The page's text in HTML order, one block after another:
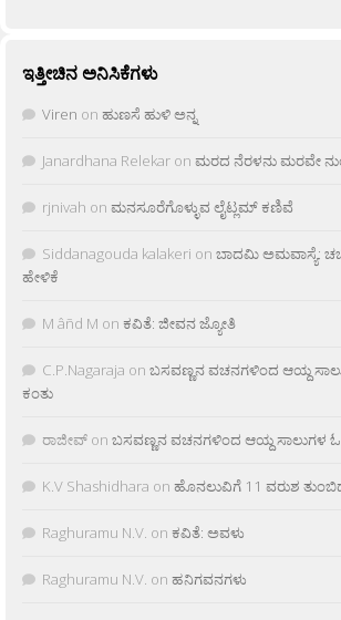
ಇತ್ತೀಚಿನ ಅನಿಸಿಕೆಗಳು
Viren on ಹುಣಸೆ ಹುಳಿ ಅನ್ನ
Janardhana Relekar on ಮರದ ನೆರಳನು ಮರವೇ
rjnivah on ಮನಸೂರೆಗೊಳ್ಳುವ ಲೈಟ್ಲಮ್ ಕಣಿವೆ
Siddanagouda kalakeri on ಬಾದಮಿ ಅಮವಾಸ್ಯೆ:
ಹೇಳಿಕೆ
M âñd M on ಕವಿತೆ: ಜೀವನ ಜ್ಯೋತಿ
C.P.Nagaraja on ಬಸವಣ್ಣನ ವಚನಗಳಿಂದ ಆಯ್ದ
ಕಂತು
ರಾಜೀವ್ on ಬಸವಣ್ಣನ ವಚನಗಳಿಂದ ಆಯ್ದ ಸಾಲುಗಳ
K.V Shashidhara on ಹೊನಲುವಿಗೆ 11 ವರುಶ
Raghuramu N.V. on ಕವಿತೆ: ಅವಳು
Raghuramu N.V. on ಹನಿಗವನಗಳು